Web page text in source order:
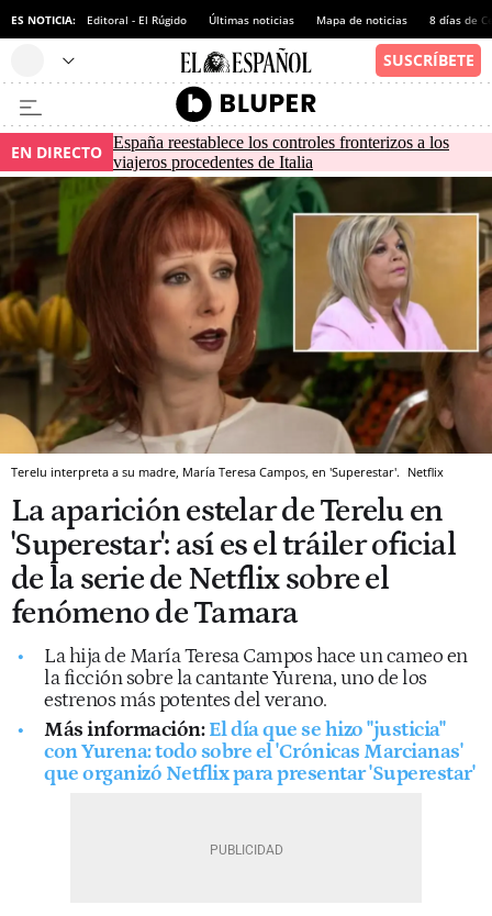
ES NOTICIA: Editoral - El Rúgido Últimas noticias Mapa de noticias 8 días de
EN DIRECTO España reestablece los controles fronterizos a los
viajeros procedentes de Italia
Terelu interpreta a su madre, María Teresa Campos, en 'Superestar'. Netflix
La aparición estelar de Terelu en
'Superestar': así es el tráiler oficial
de la serie de Netflix sobre el
fenómeno de Tamara
La hija de María Teresa Campos hace un cameo en
la ficción sobre la cantante Yurena, uno de los
estrenos más potentes del verano.
Más información:El día que se hizo "justicia"
con Yurena: todo sobre el 'Crónicas Marcianas'
que organizó Netflix para presentar 'Superestar'